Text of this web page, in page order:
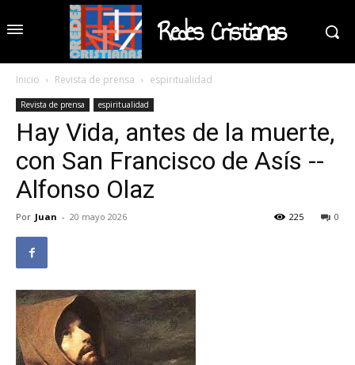
Redes Cristianas
Inicio Revista de prensa espiritualidad
Revista de prensa espiritualidad
Hay Vida, antes de la muerte,
con San Francisco de Asís --
Alfonso Olaz
Por Juan - 20 mayo 2026 0
225